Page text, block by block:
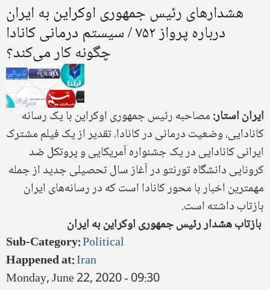
هشدارهای رئیس جمهوری اوکراین به ایران
درباره پرواز ۷۵۲ / سیستم درمانی کانادا
چگونه کار می‌کند؟
ایران استار:مصاحبه رئیس جمهوری اوکراین با یک رسانه
کانادایی، وضعیت درمانی در کانادا، تقدیر از یک فیلم مشترک
ایرانی کانادایی در یک جشنواره آمریکایی و پروتکل ضد
کرونایی دانشگاه تورنتو در آغاز سال تحصیلی جدید از جمله
مهمترین اخبار با محور کانادا است که در رسانه‌های ایران
بازتاب داشته است.
بازتابهشدار رئیس جمهوری اوکراین به ایران
Sub-Category:Political
Happened at:Iran
Monday, June 22, 2020 - 09:30